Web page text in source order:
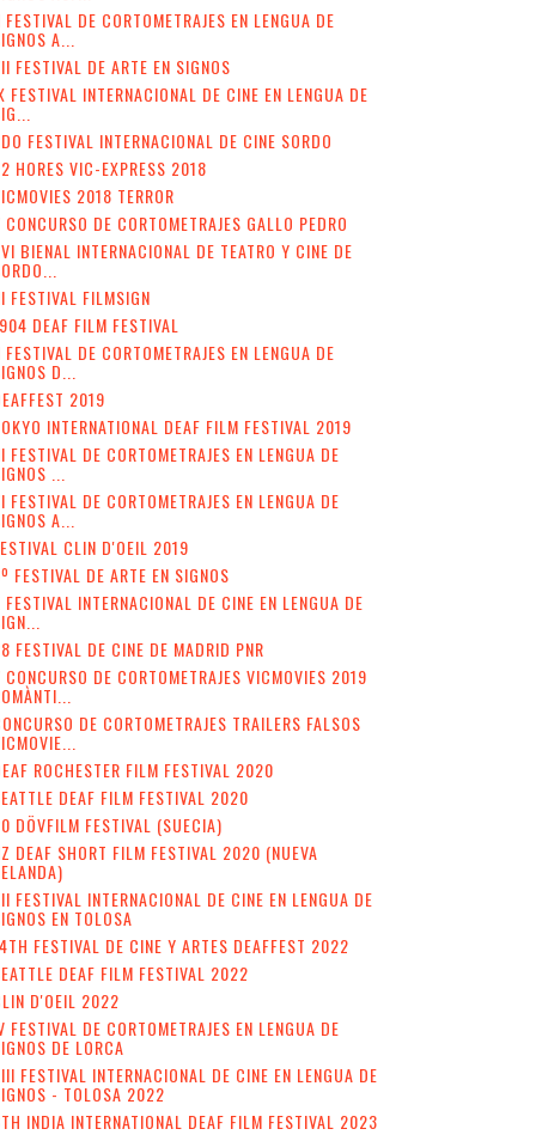
FESTIVAL DE CORTOMETRAJES EN LENGUA DE
A...
FESTIVAL DE ARTE EN SIGNOS
FESTIVAL INTERNACIONAL DE CINE EN LENGUA DE
FESTIVAL INTERNACIONAL DE CINE SORDO
HORES VIC-EXPRESS 2018
2018 TERROR
CONCURSO DE CORTOMETRAJES GALLO PEDRO
BIENAL INTERNACIONAL DE TEATRO Y CINE DE
FESTIVAL FILMSIGN
DEAF FILM FESTIVAL
FESTIVAL DE CORTOMETRAJES EN LENGUA DE
D...
2019
INTERNATIONAL DEAF FILM FESTIVAL 2019
FESTIVAL DE CORTOMETRAJES EN LENGUA DE
...
FESTIVAL DE CORTOMETRAJES EN LENGUA DE
A...
CLIN D'OEIL 2019
FESTIVAL DE ARTE EN SIGNOS
FESTIVAL INTERNACIONAL DE CINE EN LENGUA DE
FESTIVAL DE CINE DE MADRID PNR
CONCURSO DE CORTOMETRAJES VICMOVIES 2019
DE CORTOMETRAJES TRAILERS FALSOS
ROCHESTER FILM FESTIVAL 2020
DEAF FILM FESTIVAL 2020
DÖVFILM FESTIVAL (SUECIA)
DEAF SHORT FILM FESTIVAL 2020 (NUEVA
FESTIVAL INTERNACIONAL DE CINE EN LENGUA DE
EN TOLOSA
FESTIVAL DE CINE Y ARTES DEAFFEST 2022
DEAF FILM FESTIVAL 2022
D'OEIL 2022
FESTIVAL DE CORTOMETRAJES EN LENGUA DE
DE LORCA
FESTIVAL INTERNACIONAL DE CINE EN LENGUA DE
- TOLOSA 2022
INDIA INTERNATIONAL DEAF FILM FESTIVAL 2023